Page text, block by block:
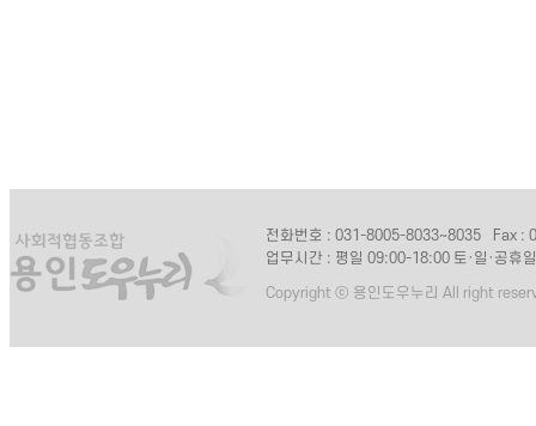
전화번호 : 031-8005-8033~8035
Fax :
업무시간 : 평일 09:00-18:00 토·일·공휴
Copyright ⓒ 용인도우누리 All right